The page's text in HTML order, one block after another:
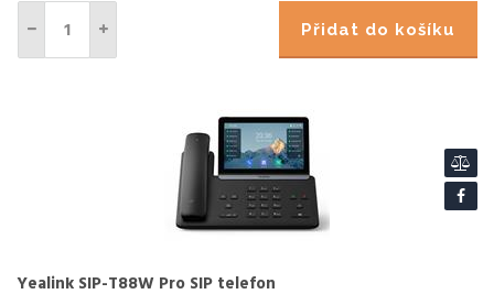
Přidat do košíku
Yealink SIP-T88W Pro SIP telefon